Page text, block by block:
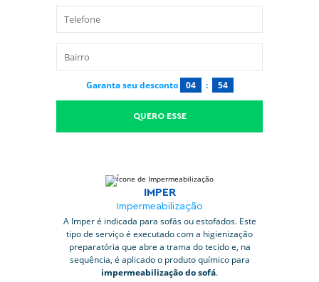
Garanta seu desconto 04 : 53
QUERO ESSE
IMPER
Impermeabilização
A Imper é indicada para sofás ou estofados. Este
tipo de serviço é executado com a higienização
preparatória que abre a trama do tecido e, na
sequência, é aplicado o produto químico para
impermeabilização do sofá.